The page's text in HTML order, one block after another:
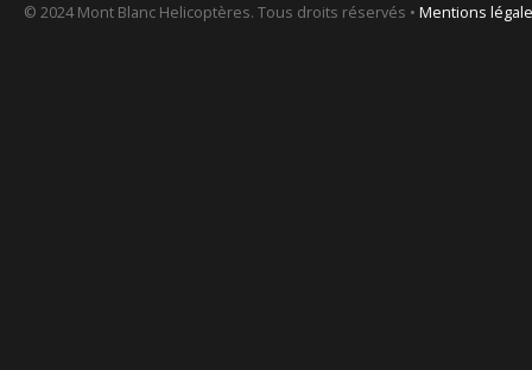
© 2024 Mont Blanc Helicoptères. Tous droits réservés • Mentions